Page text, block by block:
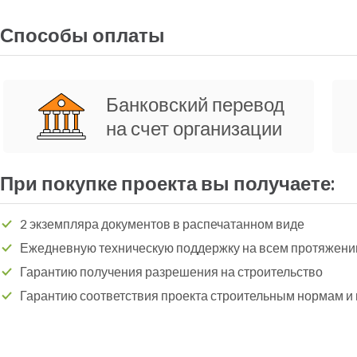
Способы оплаты
Банковский перевод
на счет организации
При покупке проекта вы получаете:
2 экземпляра документов в распечатанном виде
Ежедневную техническую поддержку на всем
Гарантию получения разрешения на строительство
Гарантию соответствия проекта строительным нормам